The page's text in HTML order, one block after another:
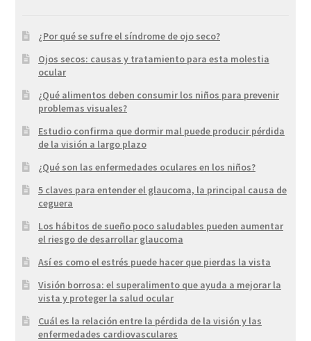
¿Por qué se sufre el síndrome de ojo seco?
Ojos secos: causas y tratamiento para esta molestia
ocular
¿Qué alimentos deben consumir los niños para prevenir
problemas visuales?
Estudio confirma que dormir mal puede producir pérdida
de la visión a largo plazo
¿Qué son las enfermedades oculares en los niños?
5 claves para entender el glaucoma, la principal causa de
ceguera
Los hábitos de sueño poco saludables pueden aumentar
el riesgo de desarrollar glaucoma
Así es como el estrés puede hacer que pierdas la vista
Visión borrosa: el superalimento que ayuda a mejorar la
vista y proteger la salud ocular
Cuál es la relación entre la pérdida de la visión y las
enfermedades cardiovasculares